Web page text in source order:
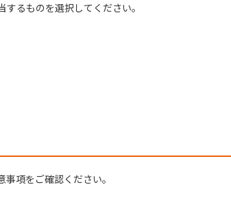
するものを選択してください。
項をご確認ください。